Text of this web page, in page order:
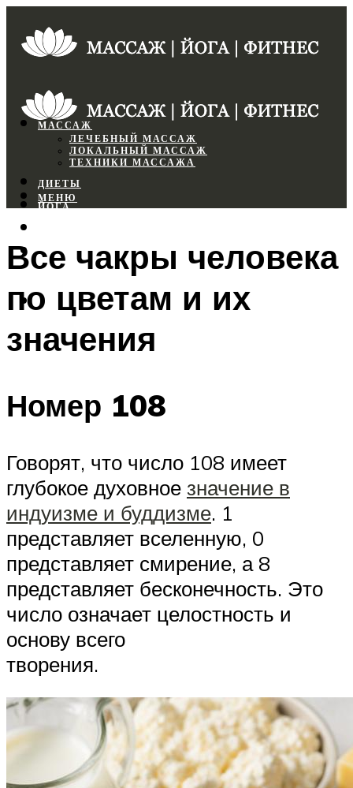
МАССАЖ
ЛЕЧЕБНЫЙ МАССАЖ
ЛОКАЛЬНЫЙ МАССАЖ
ТЕХНИКИ МАССАЖА
ДИЕТЫ
ЙОГА
ФИТНЕС
МЕНЮ
МЕНЮ
Все чакры человека
по цветам и их
значения
Номер 108
Говорят, что число 108 имеет
глубокое духовное значение в
индуизме и буддизме. 1
представляет вселенную, 0
представляет смирение, а 8
представляет бесконечность. Это
число означает целостность и
основу всего
творения.